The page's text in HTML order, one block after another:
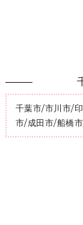
千葉市/市川市/
市/成田市/船橋